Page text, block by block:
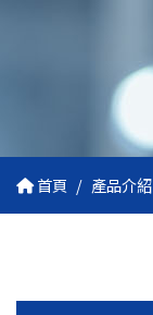
首頁 產品介紹